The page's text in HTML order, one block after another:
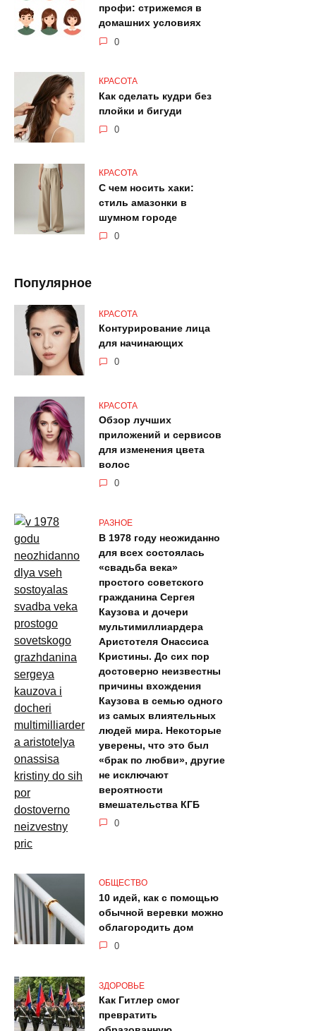
профи: стрижемся в
домашних условиях
0
КРАСОТА
Как сделать кудри без
плойки и бигуди
0
КРАСОТА
С чем носить хаки:
стиль амазонки в
шумном городе
0
Популярное
КРАСОТА
Контурирование лица
для начинающих
0
КРАСОТА
Обзор лучших
приложений и сервисов
для изменения цвета
волос
0
РАЗНОЕ
В 1978 году неожиданно
для всех состоялась
«свадьба века»
простого советского
гражданина Сергея
Каузова и дочери
мультимиллиардера
Аристотеля Онассиса
Кристины. До сих пор
достоверно неизвестны
причины вхождения
Каузова в семью одного
из самых влиятельных
людей мира. Некоторые
уверены, что это был
«брак по любви», другие
не исключают
вероятности
вмешательства КГБ
0
ОБЩЕСТВО
10 идей, как с помощью
обычной веревки можно
облагородить дом
0
ЗДОРОВЬЕ
Как Гитлер смог
превратить